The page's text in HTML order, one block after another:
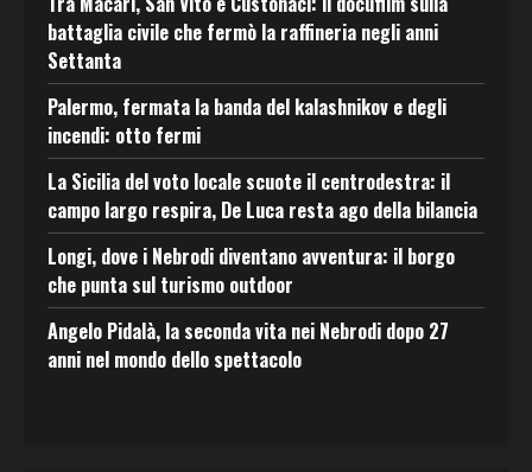
battaglia civile che fermò la raffineria negli anni
Settanta
Palermo, fermata la banda del kalashnikov e degli
incendi: otto fermi
La Sicilia del voto locale scuote il centrodestra: il
campo largo respira, De Luca resta ago della bilancia
Longi, dove i Nebrodi diventano avventura: il borgo
che punta sul turismo outdoor
Angelo Pidalà, la seconda vita nei Nebrodi dopo 27
anni nel mondo dello spettacolo